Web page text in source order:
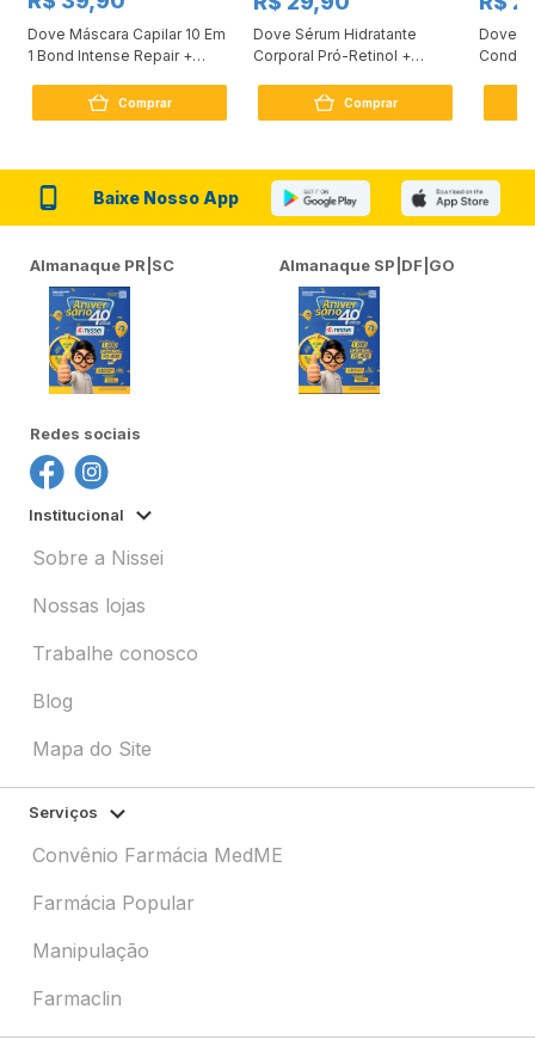
Dove Máscara Capilar 10 Em
1 Bond Intense Repair +
Comprar
Dove Sérum Hidratante
Corporal Pró-Retinol +
Comprar
Dove
Baixe Nosso App
Almanaque PR|SC Almanaque SP|DF|GO
Redes sociais
Institucional
Sobre a Nissei
Nossas lojas
Trabalhe conosco
Blog
Mapa do Site
Serviços
Convênio Farmácia MedME
Farmácia Popular
Manipulação
Farmaclin